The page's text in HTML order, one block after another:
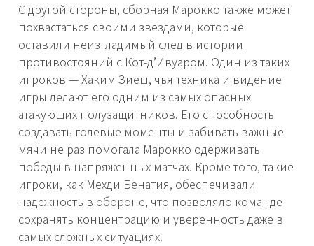
С другой стороны, сборная Марокко также может
похвастаться своими звездами, которые
оставили неизгладимый след в истории
противостояний с Кот-д’Ивуаром. Один из таких
игроков — Хаким Зиеш, чья техника и видение
игры делают его одним из самых опасных
атакующих полузащитников. Его способность
создавать голевые моменты и забивать важные
мячи не раз помогала Марокко одерживать
победы в напряженных матчах. Кроме того, такие
игроки, как Мехди Бенатия, обеспечивали
надежность в обороне, что позволяло команде
сохранять концентрацию и уверенность даже в
самых сложных ситуациях.